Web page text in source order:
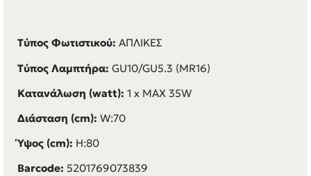
Τύπος Φωτιστικού: ΑΠΛΙΚΕΣ
Τύπος Λαμπτήρα: GU10/GU5.3 (MR16)
Κατανάλωση (watt): 1 x MAX 35W
Διάσταση (cm): W:70
Ύψος (cm): H:80
Barcode: 5201769073839